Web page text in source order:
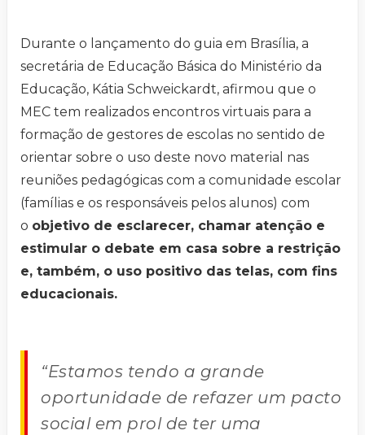
Durante o lançamento do guia em Brasília, a
secretária de Educação Básica do Ministério da
Educação, Kátia Schweickardt, afirmou que o
MEC tem realizados encontros virtuais para a
formação de gestores de escolas no sentido de
orientar sobre o uso deste novo material nas
reuniões pedagógicas com a comunidade escolar
(famílias e os responsáveis pelos alunos) com
o objetivo de esclarecer, chamar atenção e
estimular o debate em casa sobre a restrição
e, também, o uso positivo das telas, com fins
educacionais.
“Estamos tendo a grande
oportunidade de refazer um pacto
social em prol de ter uma